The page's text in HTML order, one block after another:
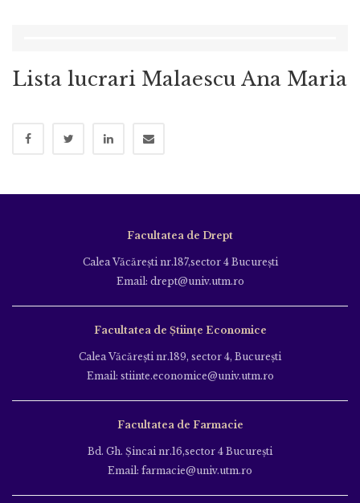
Lista lucrari Malaescu Ana Maria
Facultatea de Drept
Calea Văcăreşti nr.187,sector 4 Bucureşti
Email: drept@univ.utm.ro
Facultatea de Științe Economice
Calea Văcăreşti nr.189, sector 4, Bucureşti
Email: stiinte.economice@univ.utm.ro
Facultatea de Farmacie
Bd. Gh. Şincai nr.16,sector 4 Bucureşti
Email: farmacie@univ.utm.ro